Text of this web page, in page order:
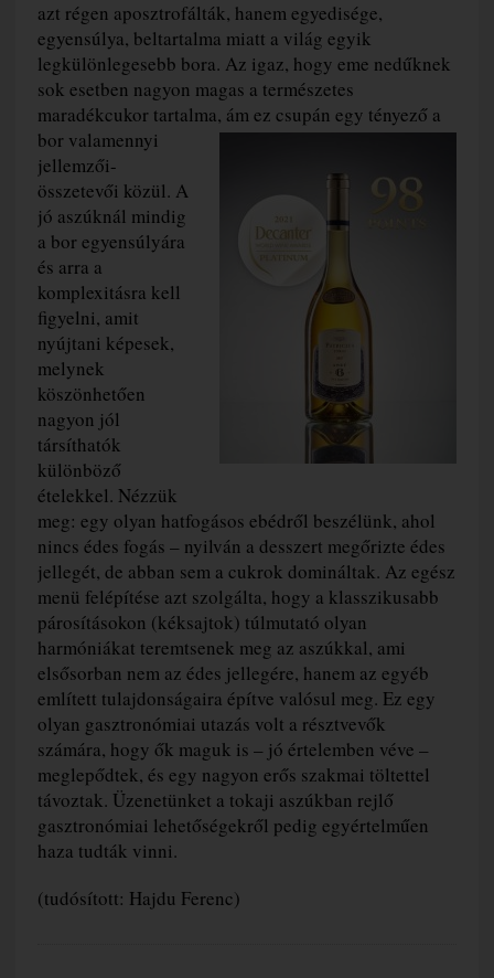
azt régen aposztrofálták, hanem egyedisége,
egyensúlya, beltartalma miatt a világ egyik
legkülönlegesebb bora. Az igaz, hogy eme nedűknek
sok esetben nagyon magas a természetes
maradékcukor tartalma, ám ez csupán egy tényező a
bor valamennyi
jellemzői-
összetevői közül. A
jó aszúknál mindig
a bor egyensúlyára
és arra a
komplexitásra kell
figyelni, amit
nyújtani képesek,
melynek
köszönhetően
nagyon jól
társíthatók
különböző
ételekkel. Nézzük
meg: egy olyan hatfogásos ebédről beszélünk, ahol
nincs édes fogás – nyilván a desszert megőrizte édes
jellegét, de abban sem a cukrok domináltak. Az egész
menü felépítése azt szolgálta, hogy a klasszikusabb
párosításokon (kéksajtok) túlmutató olyan
harmóniákat teremtsenek meg az aszúkkal, ami
elsősorban nem az édes jellegére, hanem az egyéb
említett tulajdonságaira építve valósul meg. Ez egy
olyan gasztronómiai utazás volt a résztvevők
számára, hogy ők maguk is – jó értelemben véve –
meglepődtek, és egy nagyon erős szakmai töltettel
távoztak. Üzenetünket a tokaji aszúkban rejlő
gasztronómiai lehetőségekről pedig egyértelműen
haza tudták vinni.
(tudósított: Hajdu Ferenc)